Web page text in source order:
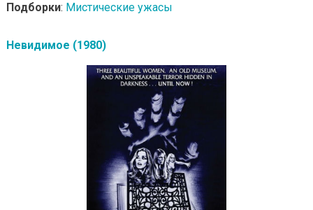
Подборки: Мистические ужасы
Невидимое (1980)